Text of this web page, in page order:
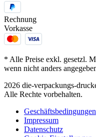
Rechnung
Vorkasse
* Alle Preise exkl. gesetzl.
wenn nicht anders
2026 die-verpackungs-
Alle Rechte vorbehalten.
Geschäftsbedingungen
Impressum
Datenschutz